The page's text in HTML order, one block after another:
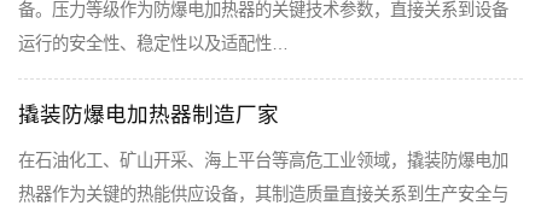
备。压力等级作为防爆电加热器的关键技术参数，直接关系到设备
运行的安全性、稳定性以及适配性…
撬装防爆电加热器制造厂家
在石油化工、矿山开采、海上平台等高危工业领域，撬装防爆电加
热器作为关键的热能供应设备，其制造质量直接关系到生产安全与